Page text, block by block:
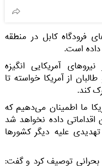
فرودگاه کابل در منطقه
است.
آمریکایی انگیزه
از آمریکا خواسته تا
کند.
ما اطمینان می‌دهیم که
داده نخواهد شد
علیه دیگر کشورها
توصیف کرد و گفت: